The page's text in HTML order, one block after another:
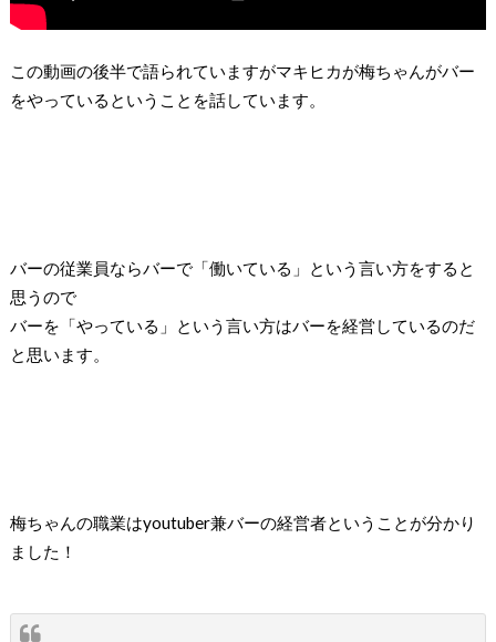
この動画の後半で語られていますがマキヒカが梅ちゃんがバー
をやっているということを話しています。
バーの従業員ならバーで「働いている」という言い方をすると
思うので
バーを「やっている」という言い方はバーを経営しているのだ
と思います。
梅ちゃんの職業はyoutuber兼バーの経営者ということが分かり
ました！